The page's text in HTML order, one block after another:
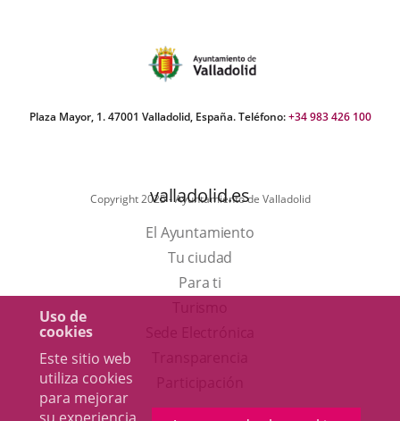
Uso de
cookies
Este sitio web
utiliza cookies
para mejorar
Plaza Mayor, 1. 47001 Valladolid, España. Teléfono:+34 983 426 100
Copyright 2025 - Ayuntamiento de Valladolid
valladolid.es
El Ayuntamiento
Tu ciudad
Para ti
en aplicación